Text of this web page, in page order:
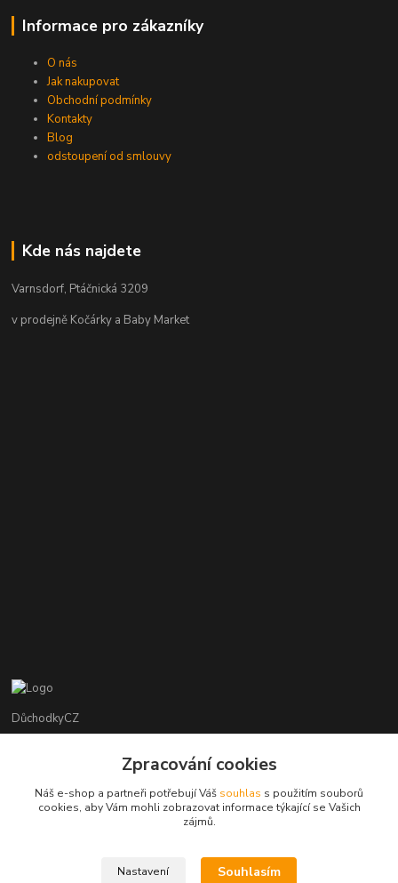
Informace pro zákazníky
O nás
Jak nakupovat
Obchodní podmínky
Kontakty
Blog
odstoupení od smlouvy
Kde nás najdete
Varnsdorf, Ptáčnická 3209
v prodejně Kočárky a Baby Market
DůchodkyCZ
+420 412384749
objednavky@duchodky.cz
Zpracování cookies
Náš e-shop a partneři potřebují Váš souhlas s použitím souborů
cookies, aby Vám mohli zobrazovat informace týkající se Vašich
zájmů.
Nastavení Souhlasím